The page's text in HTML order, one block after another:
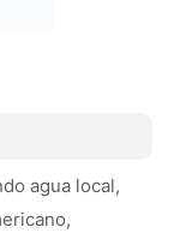
agua local,